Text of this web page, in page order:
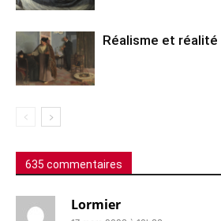
Réalisme et réalité
635 commentaires
Lormier